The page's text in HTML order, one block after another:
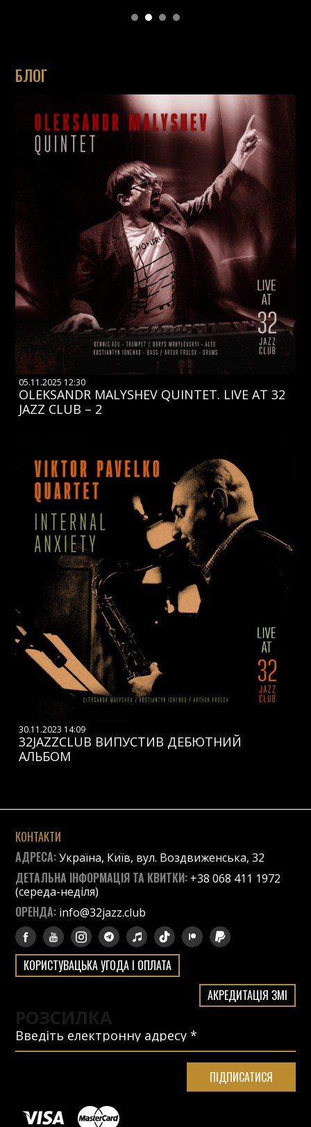
БЛОГ
05.11.2025 12:30
OLEKSANDR MALYSHEV QUINTET. LIVE AT 32
JAZZ CLUB – 2
30.11.2023 14:09
32JAZZCLUB ВИПУСТИВ ДЕБЮТНИЙ
АЛЬБОМ
КОНТАКТИ
АДРЕСА:Україна, Київ, вул. Воздвиженська, 32
ДЕТАЛЬНА ІНФОРМАЦІЯ ТА КВИТКИ: +38 068 411 1972
(середа-неділя)
ОРЕНДА: info@32jazz.club
КОРИСТУВАЦЬКА УГОДА І ОПЛАТА
АКРЕДИТАЦІЯ ЗМІ
РОЗСИЛКА